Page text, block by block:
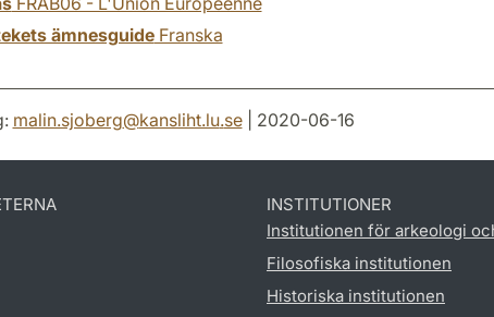
ämnesguideFranska
malin.sjoberg@kansliht.lu.se| 2020-06-16
INSTITUTIONER
Institutionen för arkeologi
Filosofiska institutionen
Historiska institutionen